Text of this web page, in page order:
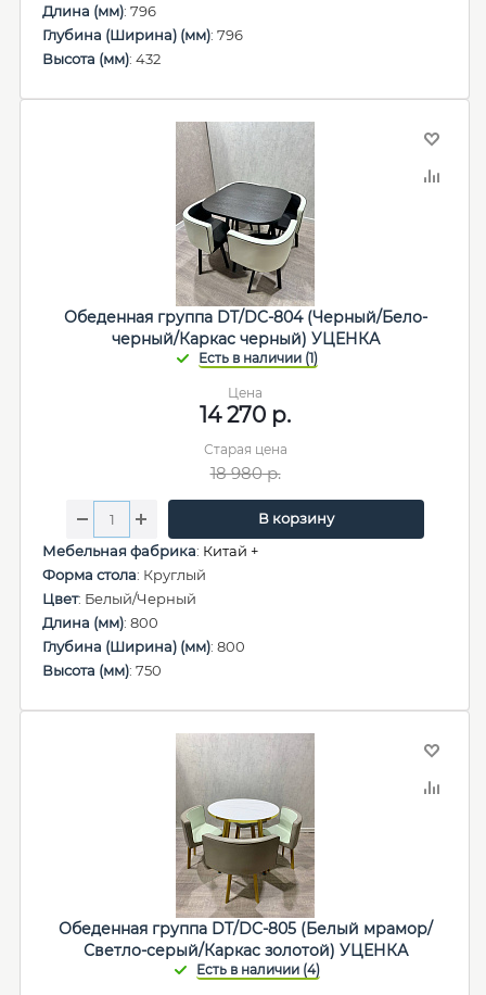
Длина (мм): 796
Глубина (Ширина) (мм): 796
Высота (мм): 432
Обеденная группа DT/DC-804 (Черный/Бело-
черный/Каркас черный) УЦЕНКА
Цена
14 270 р.
Старая цена
18 980р.
В корзину
Мебельная фабрика: Китай +
Форма стола: Круглый
Цвет: Белый/Черный
Длина (мм): 800
Глубина (Ширина) (мм): 800
Высота (мм): 750
Обеденная группа DT/DC-805 (Белый мрамор/
Светло-серый/Каркас золотой) УЦЕНКА